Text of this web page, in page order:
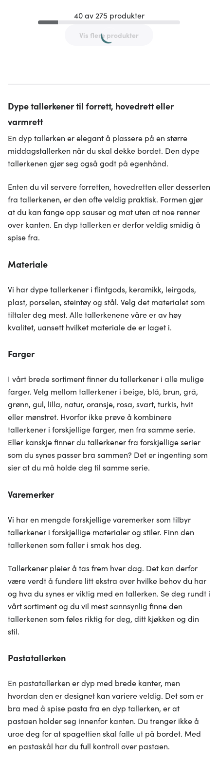
40 av 275 produkter
Vis flere produkter
Dype tallerkener til forrett, hovedrett eller
varmrett
En dyp tallerken er elegant å plassere på en større
middagstallerken når du skal dekke bordet. Den dype
tallerkenen gjør seg også godt på egenhånd.
Enten du vil servere forretten, hovedretten eller desserten
fra tallerkenen, er den ofte veldig praktisk. Formen gjør
at du kan fange opp sauser og mat uten at noe renner
over kanten. En dyp tallerken er derfor veldig smidig å
spise fra.
Materiale
Vi har dype tallerkener i flintgods, keramikk, leirgods,
plast, porselen, steintøy og stål. Velg det materialet som
tiltaler deg mest. Alle tallerkenene våre er av høy
kvalitet, uansett hvilket materiale de er laget i.
Farger
I vårt brede sortiment finner du tallerkener i alle mulige
farger. Velg mellom tallerkener i beige, blå, brun, grå,
grønn, gul, lilla, natur, oransje, rosa, svart, turkis, hvit
eller mønstret. Hvorfor ikke prøve å kombinere
tallerkener i forskjellige farger, men fra samme serie.
Eller kanskje finner du tallerkener fra forskjellige serier
som du synes passer bra sammen? Det er ingenting som
sier at du må holde deg til samme serie.
Varemerker
Vi har en mengde forskjellige varemerker som tilbyr
tallerkener i forskjellige materialer og stiler. Finn den
tallerkenen som faller i smak hos deg.
Tallerkener pleier å tas frem hver dag. Det kan derfor
være verdt å fundere litt ekstra over hvilke behov du har
og hva du synes er viktig med en tallerken. Se deg rundt i
vårt sortiment og du vil mest sannsynlig finne den
tallerkenen som føles riktig for deg, ditt kjøkken og din
stil.
Pastatallerken
En pastatallerken er dyp med brede kanter, men
hvordan den er designet kan variere veldig. Det som er
bra med å spise pasta fra en dyp tallerken, er at
pastaen holder seg innenfor kanten. Du trenger ikke å
uroe deg for at spagettien skal falle ut på bordet. Med
en pastaskål har du full kontroll over pastaen.